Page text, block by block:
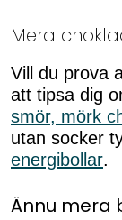
Mera
Vill du prova
att tipsa dig
smör, mörk
utan socker
energibollar.
Ännu mera